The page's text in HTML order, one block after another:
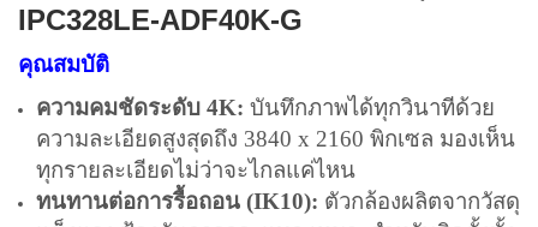
IPC328LE-ADF40K-G
คุณสมบัติ
ความคมชัดระดับ 4K: บันทึกภาพได้ทุกวินาทีด้วย
ความละเอียดสูงสุดถึง 3840 x 2160 พิกเซล มองเห็น
ทุกรายละเอียดไม่ว่าจะไกลแค่ไหน
ทนทานต่อการรื้อถอน (IK10): ตัวกล้องผลิตจากวัสดุ